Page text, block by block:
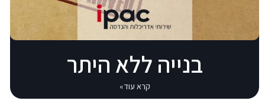
בנייה ללא היתר
קרא עוד»